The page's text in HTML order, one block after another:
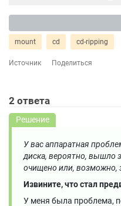
mount cd cd-ripping
Источник
Поделиться
2 ответа
Решение
У вас аппаратная
диска, вероятно, вышло
очищено или, возможно,
Извините, что стал
У меня была проблема,